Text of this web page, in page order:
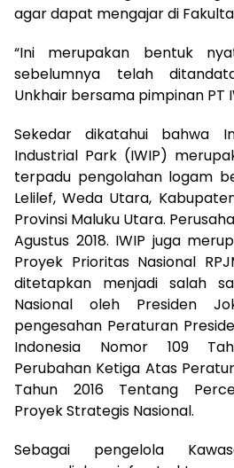
agar dapat mengajar di
“Ini merupakan bentuk
sebelumnya telah
Unkhair bersama pimpinan PT
Sekedar dikatahui bahwa
Industrial Park (IWIP)
terpadu pengolahan logam
Lelilef, Weda Utara,
Provinsi Maluku Utara.
Agustus 2018. IWIP juga
Proyek Prioritas Nasional
ditetapkan menjadi salah
Nasional oleh Presiden
pengesahan Peraturan
Indonesia Nomor 109
Perubahan Ketiga Atas
Tahun 2016 Tentang
Proyek Strategis Nasional.
Sebagai pengelola